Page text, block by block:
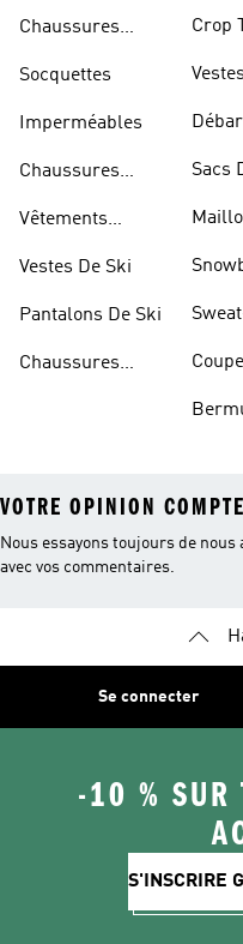
Chaussures
Socquettes
Imperméables
Chaussures
Vêtements
Vestes De Ski
Pantalons De Ski
Chaussures
Crop
Sacs
VOTRE OPINION
Nous essayons toujours de
avec vos commentaires.
Se connecter
-10 % SUR
S'INSCRIRE